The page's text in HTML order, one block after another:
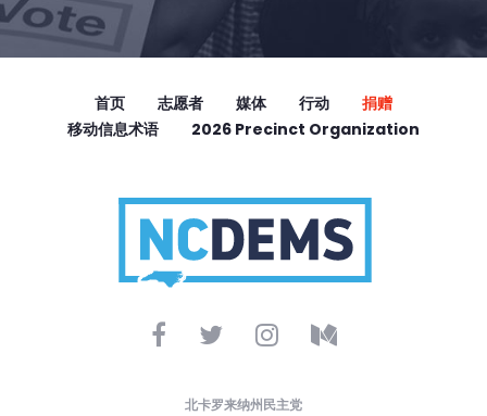
首页 志愿者 媒体 行动
捐赠
移动信息术语
2026 Precinct Organization
北卡罗来纳州民主党